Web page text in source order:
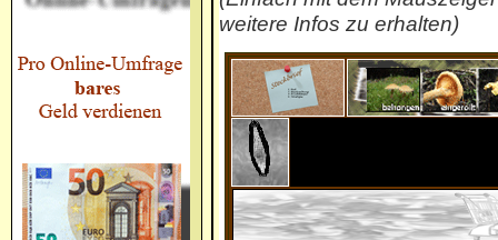
weitere Infos zu erhalten)